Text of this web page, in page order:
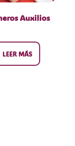
Auxilios
LEER MÁS